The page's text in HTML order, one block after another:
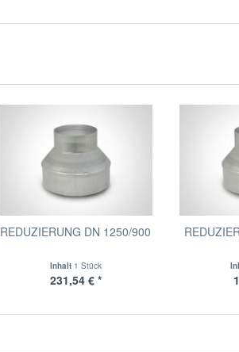
REDUZIERUNG DN 1250/900
Inhalt 1 Stück
231,54 € *